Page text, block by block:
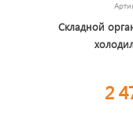
Складной
2